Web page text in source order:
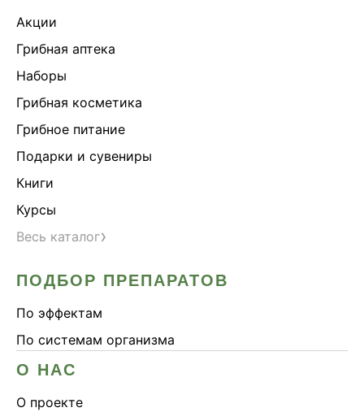
Акции
Грибная аптека
Наборы
Грибная косметика
Грибное питание
Подарки и сувениры
Книги
Курсы
Весь каталог›
ПОДБОР ПРЕПАРАТОВ
По эффектам
По системам организма
О НАС
О проекте